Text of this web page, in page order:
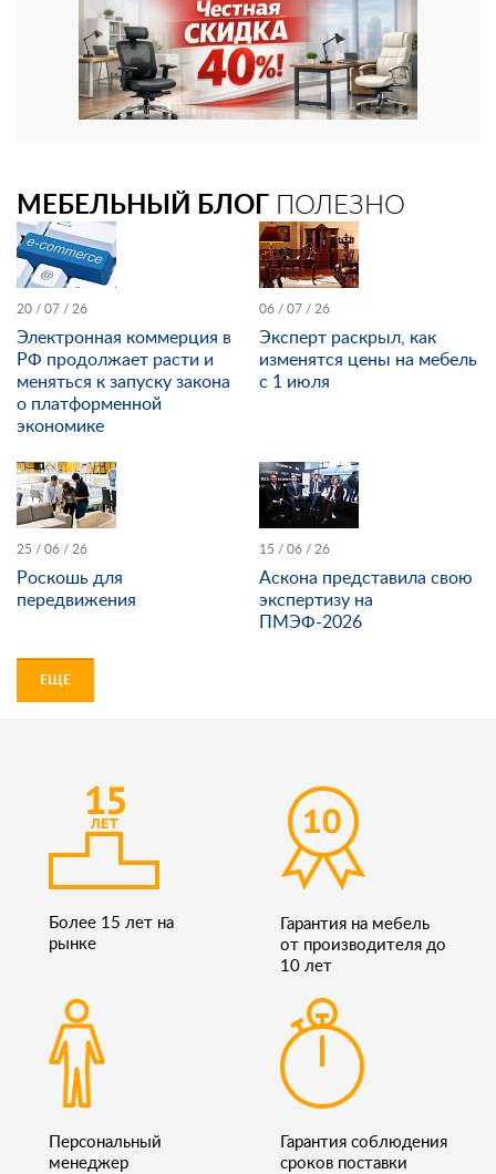
МЕБЕЛЬНЫЙ БЛОГ ПОЛЕЗНО
20 / 07 / 26
Электронная коммерция в
РФ продолжает расти и
меняться к запуску закона
о платформенной
экономике
06 / 07 / 26
Эксперт раскрыл, как
изменятся цены на мебель
с 1 июля
25 / 06 / 26
Роскошь для
передвижения
15 / 06 / 26
Аскона представила свою
экспертизу на
ПМЭФ-2026
ЕЩЕ
Более 15 лет на
рынке
Гарантия на мебель
от производителя до
10 лет
Персональный
менеджер
Гарантия соблюдения
сроков поставки